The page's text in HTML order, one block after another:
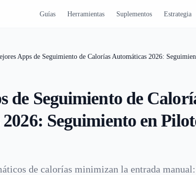
Guías Herramientas Suplementos Estrategia
Apps de Seguimiento de Calorías Automáticas 2026:
de Seguimiento de
Seguimiento en
de calorías minimizan la entrada